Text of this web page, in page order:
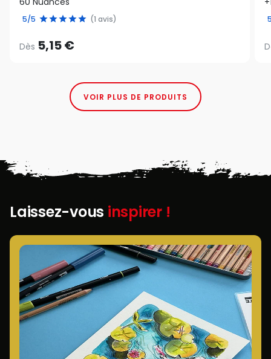
5/5 (1 avis)
Dès 5,15 €
VOIR PLUS DE PRODUITS
Laissez-vous inspirer !